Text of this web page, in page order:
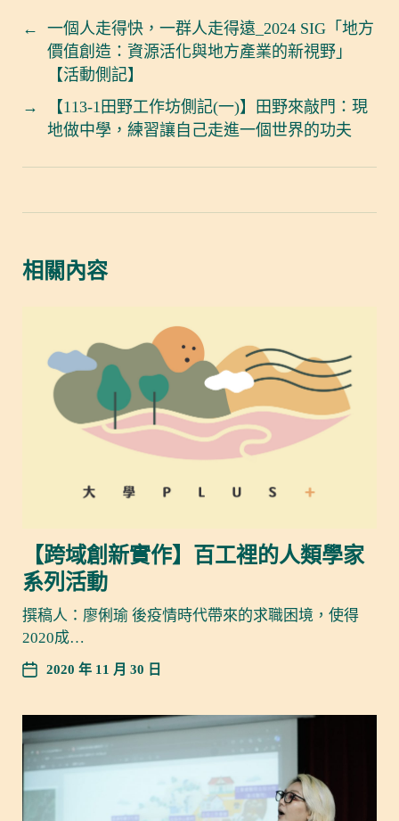
←
一個人走得快，一群人走得遠_2024 SIG「地方
價值創造：資源活化與地方產業的新視野」
【活動側記】
→
【113-1田野工作坊側記(一)】田野來敲門：現
地做中學，練習讓自己走進一個世界的功夫
相關內容
【跨域創新實作】百工裡的人類學家
系列活動
撰稿人：廖俐瑜 後疫情時代帶來的求職困境，使得
2020成…
2020 年 11 月 30 日